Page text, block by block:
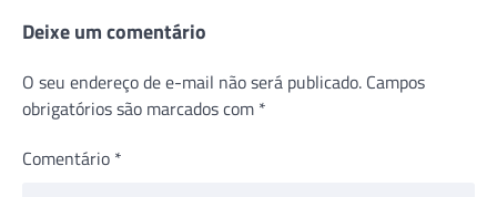
Deixe um comentário
O seu endereço de e-mail não será publicado. Campos
obrigatórios são marcados com *
Comentário *